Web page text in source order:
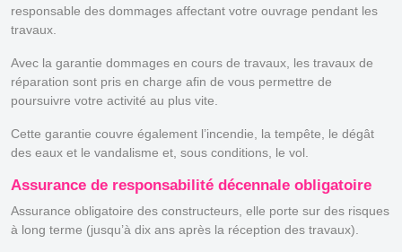
responsable des dommages affectant votre ouvrage pendant les
travaux.
Avec la garantie dommages en cours de travaux, les travaux de
réparation sont pris en charge afin de vous permettre de
poursuivre votre activité au plus vite.
Cette garantie couvre également l’incendie, la tempête, le dégât
des eaux et le vandalisme et, sous conditions, le vol.
Assurance de responsabilité décennale obligatoire
Assurance obligatoire des constructeurs, elle porte sur des risques
à long terme (jusqu’à dix ans après la réception des travaux).